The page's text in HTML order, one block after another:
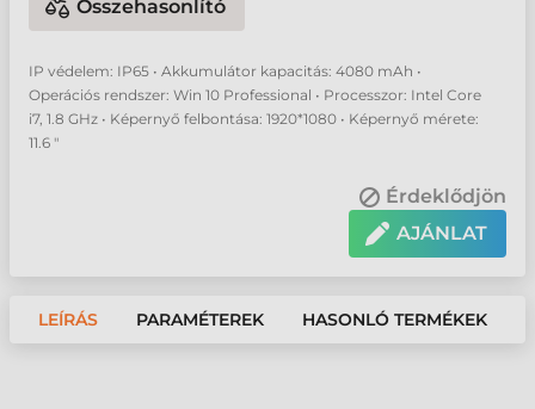
Összehasonlító
IP védelem: IP65 • Akkumulátor kapacitás: 4080 mAh •
Operációs rendszer: Win 10 Professional • Processzor: Intel Core
i7, 1.8 GHz • Képernyő felbontása: 1920*1080 • Képernyő mérete:
11.6 "
Érdeklődjön
AJÁNLAT
LEÍRÁS PARAMÉTEREK HASONLÓ TERMÉKEK